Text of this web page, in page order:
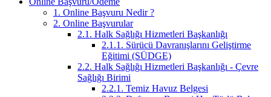
1. Online Başvuru Nedir ?
2. Online Başvurular
2.1. Halk Sağlığı Hizmetleri Başkanlığı
2.1.1. Sürücü Davranışlarını Geliştirme
Eğitimi (SÜDGE)
2.2. Halk Sağlığı Hizmetleri Başkanlığı - Çevre
Sağlığı Birimi
2.2.1. Temiz Havuz Belgesi